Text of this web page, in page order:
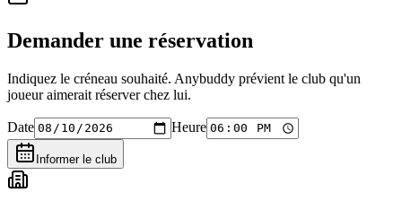
Demander une réservation
Indiquez le créneau souhaité. Anybuddy prévient le club qu'un
joueur aimerait réserver chez lui.
Date Heure
Informer le club